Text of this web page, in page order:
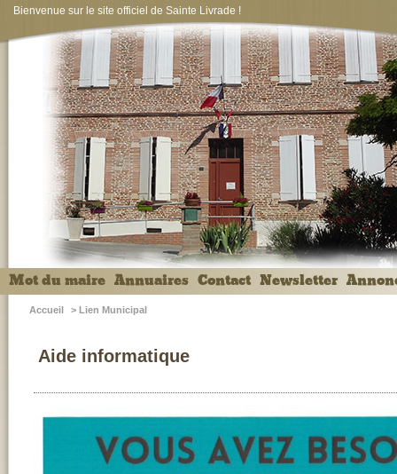
Bienvenue sur le site officiel de Sainte Livrade !
Mot du maire Annuaires Contact Newsletter
Accueil > Lien Municipal
Aide informatique